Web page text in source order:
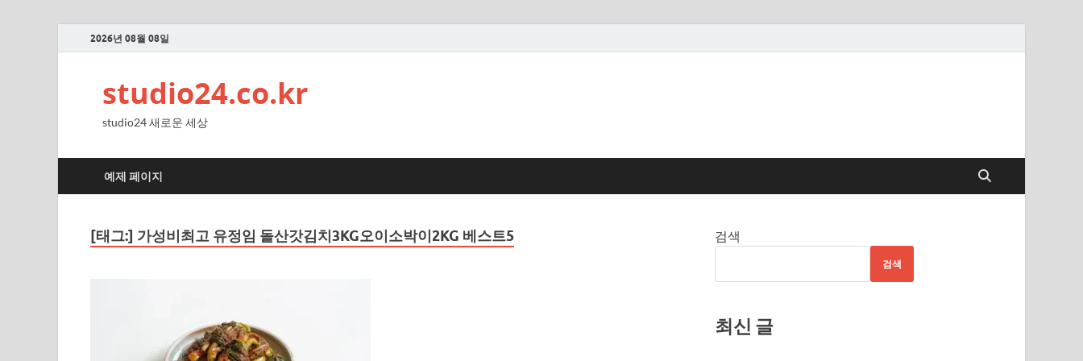
2026년 08월 08일
studio24.co.kr
studio24 새로운 세상
예제 페이지
[태그:] 가성비최고 유정임 돌산갓김치3KG오이소박이2KG 베스트5 검색
검색
최신 글